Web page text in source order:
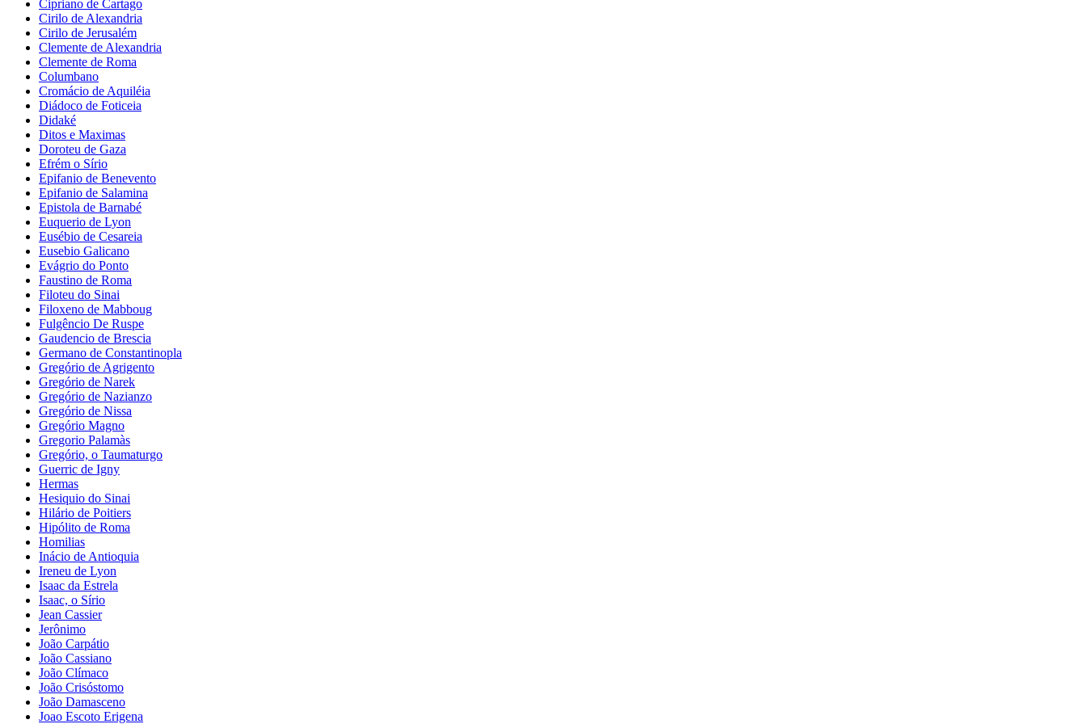
Cipriano de Cartago
Cirilo de Alexandria
Cirilo de Jerusalém
Clemente de Alexandria
Clemente de Roma
Columbano
Cromácio de Aquiléia
Diádoco de Foticeia
Didaké
Ditos e Maximas
Doroteu de Gaza
Efrém o Sírio
Epifanio de Benevento
Epifanio de Salamina
Epistola de Barnabé
Euquerio de Lyon
Eusébio de Cesareia
Eusebio Galicano
Evágrio do Ponto
Faustino de Roma
Filoteu do Sinai
Filoxeno de Mabboug
Fulgêncio De Ruspe
Gaudencio de Brescia
Germano de Constantinopla
Gregório de Agrigento
Gregório de Narek
Gregório de Nazianzo
Gregório de Nissa
Gregório Magno
Gregorio Palamàs
Gregório, o Taumaturgo
Guerric de Igny
Hermas
Hesiquio do Sinai
Hilário de Poitiers
Hipólito de Roma
Homilias
Inácio de Antioquia
Ireneu de Lyon
Isaac da Estrela
Isaac, o Sírio
Jean Cassier
Jerônimo
João Carpátio
João Cassiano
João Clímaco
João Crisóstomo
João Damasceno
Joao Escoto Erigena